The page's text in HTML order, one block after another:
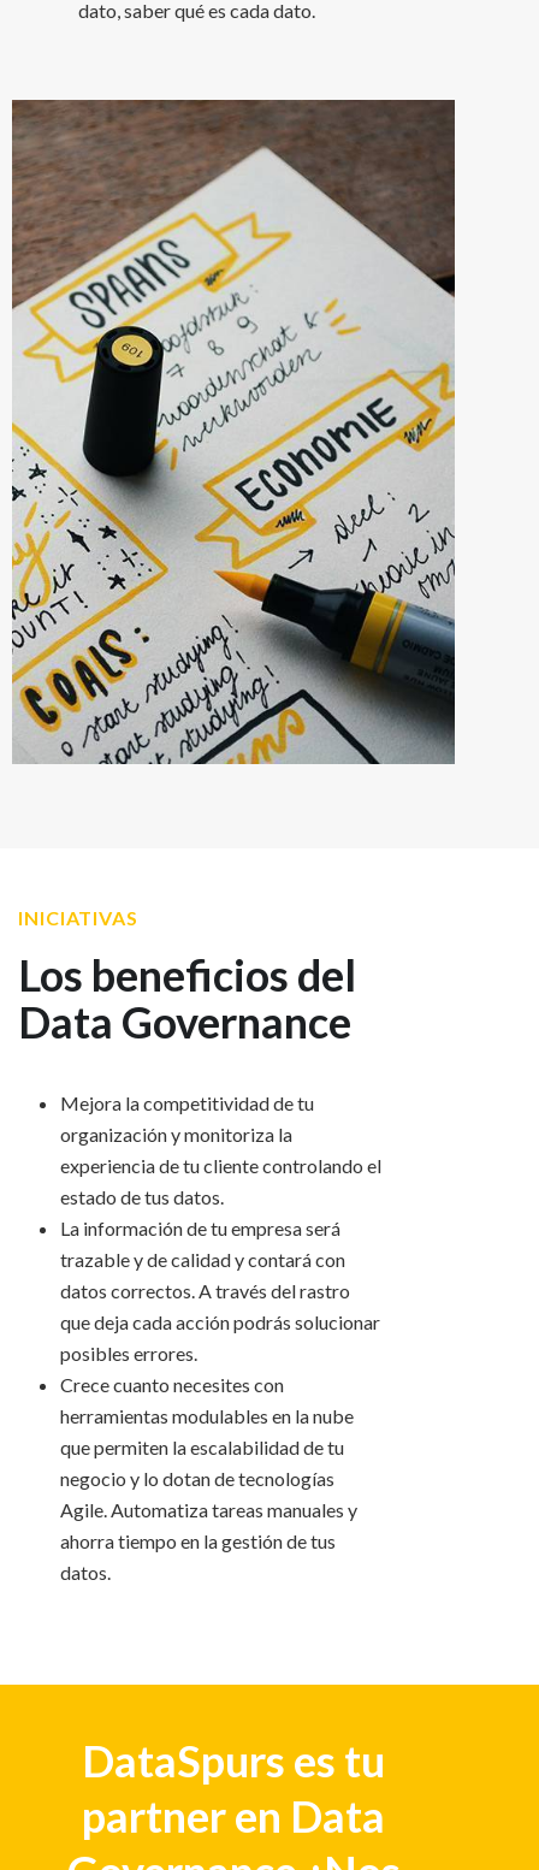
dato, saber qué es cada dato.
INICIATIVAS
Los beneficios del
Data Governance
Mejora la competitividad de tu
organización y monitoriza la
experiencia de tu cliente controlando el
estado de tus datos.
La información de tu empresa será
trazable y de calidad y contará con
datos correctos. A través del rastro
que deja cada acción podrás solucionar
posibles errores.
Crece cuanto necesites con
herramientas modulables en la nube
que permiten la escalabilidad de tu
negocio y lo dotan de tecnologías
Agile. Automatiza tareas manuales y
ahorra tiempo en la gestión de tus
datos.
DataSpurs es tu
partner en Data